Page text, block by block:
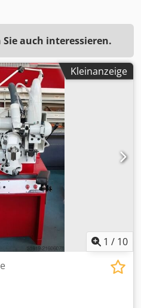
auch interessieren.
Kleinanzeige
1 / 10